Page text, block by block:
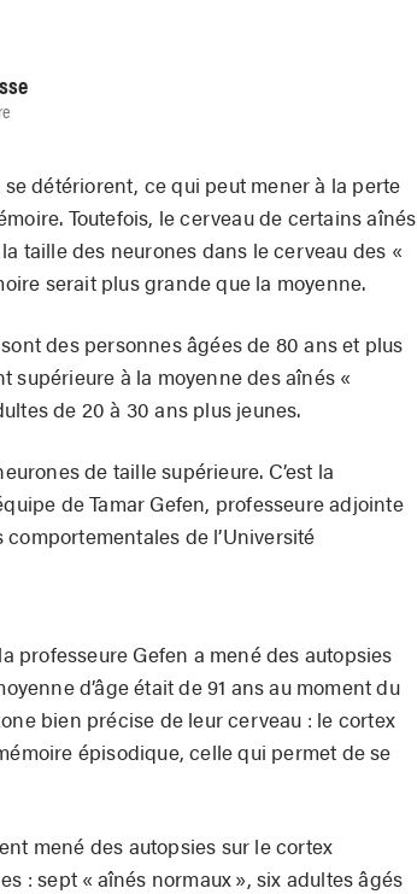
détériorent, ce qui peut mener à la perte
Toutefois, le cerveau de certains aînés
la taille des neurones dans le cerveau des «
serait plus grande que la moyenne.
des personnes âgées de 80 ans et plus
supérieure à la moyenne des aînés «
de 20 à 30 ans plus jeunes.
de taille supérieure. C’est la
de Tamar Gefen, professeure adjointe
de l’Université
professeure Gefen a mené des autopsies
d’âge était de 91 ans au moment du
bien précise de leur cerveau : le cortex
épisodique, celle qui permet de se
mené des autopsies sur le cortex
: sept « aînés normaux », six adultes âgés